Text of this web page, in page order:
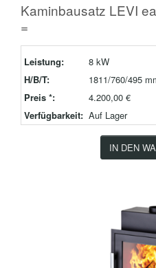
Kaminbausatz LEVI
=
Leistung:
8 kW
H/B/T:
1811/760/495
Preis *:
4.200,00 €
Verfügbarkeit: Auf Lager
IN DEN